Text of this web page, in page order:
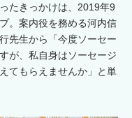
たきっかけは、2019年9
。案内役を務める河内信
先生から「今度ソーセー
が、私自身はソーセージ
てもらえませんか」と単